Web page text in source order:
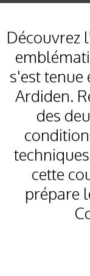
Découvrez
s'est tenue
Ardiden.
des
cette
prépare